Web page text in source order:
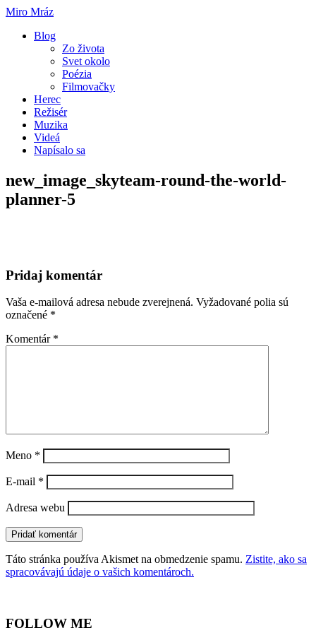
Miro Mráz
Blog
Zo života
Svet okolo
Poézia
Filmovačky
Herec
Režisér
Muzika
Videá
Napísalo sa
new_image_skyteam-round-the-world-
planner-5
Pridaj komentár
Vaša e-mailová adresa nebude zverejnená. Vyžadované polia sú
označené *
Komentár *
Meno *
E-mail *
Adresa webu
Táto stránka používa Akismet na obmedzenie spamu. Zistite, ako sa
spracovávajú údaje o vašich komentároch.
FOLLOW ME